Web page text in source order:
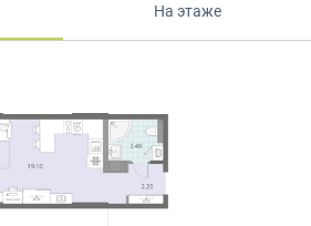
На этаже